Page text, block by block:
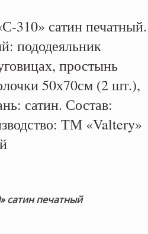
310» сатин печатный.
пододеяльник
простынь
50х70см (2 шт.),
сатин. Состав:
ТМ «Valtery»
сатин печатный